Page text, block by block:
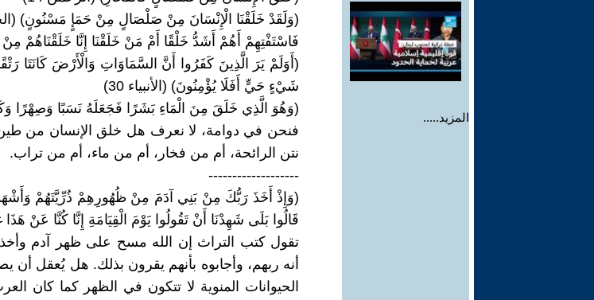
المزيد.....
(وَلَقَدْ خَلَقْنَا الْإِنْسَانَ مِنْ صَلْصَالٍ مِنْ حَمَإٍ مَسْنُونٍ)
فَاسْتَفْتِهِمْ أَهُمْ أَشَدُّ خَلْقًا أَمْ مَنْ خَلَقْنَا إِنَّا خَلَقْنَاهُمْ مِنْ
(أَوَلَمْ يَرَ الَّذِينَ كَفَرُوا أَنَّ السَّمَاوَاتِ وَالْأَرْضَ كَانَتَا
شَيْءٍ حَيٍّ أَفَلَا يُؤْمِنُونَ) (الأنبياء 30)
(وَهُوَ الَّذِي خَلَقَ مِنَ الْمَاءِ بَشَرًا فَجَعَلَهُ نَسَبًا وَصِهْرًا
فنحن في دوامة، لا نعرف هل خلق الإنسان من
نتن الرائحة، أم من فخار، أم من ماء، أم من تراب.
-------------------
(وَإِذْ أَخَذَ رَبُّكَ مِنْ بَنِي آدَمَ مِنْ ظُهُورِهِمْ ذُرِّيَّتَهُمْ
قَالُوا بَلَى شَهِدْنَا أَنْ تَقُولُوا يَوْمَ الْقِيَامَةِ إِنَّا كُنَّا عَنْ هَذَا
تقول كتب التراث إن الله مسح على ظهر آدم
أنه ربهم، وأجابوه بأنهم يقرون بذلك. هل يُعقل أن
الحيوانات المنوية لا تتكون في الظهر كما كان